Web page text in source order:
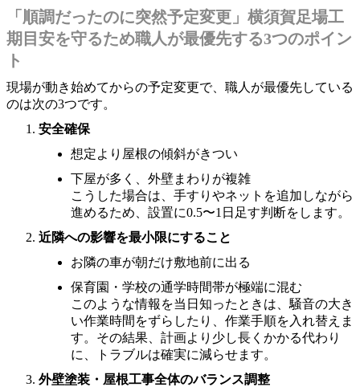
「順調だったのに突然予定変更」横須賀足場工
期目安を守るため職人が最優先する3つのポイン
ト
現場が動き始めてからの予定変更で、職人が最優先している
のは次の3つです。
安全確保
想定より屋根の傾斜がきつい
下屋が多く、外壁まわりが複雑
こうした場合は、手すりやネットを追加しながら
進めるため、設置に0.5〜1日足す判断をします。
近隣への影響を最小限にすること
お隣の車が朝だけ敷地前に出る
保育園・学校の通学時間帯が極端に混む
このような情報を当日知ったときは、騒音の大き
い作業時間をずらしたり、作業手順を入れ替えま
す。その結果、計画より少し長くかかる代わり
に、トラブルは確実に減らせます。
外壁塗装・屋根工事全体のバランス調整